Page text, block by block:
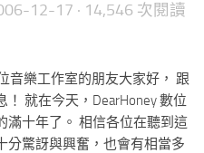
12-17 · 14,546 次閱讀
音樂工作室的朋友大家好， 跟
！ 就在今天，DearHoney 數位
滿十年了。 相信各位在聽到這
分驚訝與興奮，也會有相當多